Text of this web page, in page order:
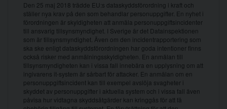
Den 25 maj 2018 trädde EU:s dataskyddsförordning i kraft och
ställer nya krav på den som behandlar personuppgifter. En nyhet i
förordningen är skyldigheten att anmäla personuppgiftsincidenter
till ansvarig tillsynsmyndighet. I Sverige är det Datainspektionen
som är tillsynsmyndighet. Även om den incidentrapportering som
ska ske enligt dataskyddsförordningen har goda intentioner finns
också risker med anmälningsskyldigheten. En anmälan till
tillsynsmyndigheten kan i vissa fall innebära en upplysning om att
ingivarens it-system är sårbart för attacker. En anmälan om en
personuppgiftsincident kan till exempel avslöja svagheter i
skyddet av personuppgifter i aktuella system och i vissa fall även
påvisa hur vidtagna skyddsåtgärder kan kringgås för att få